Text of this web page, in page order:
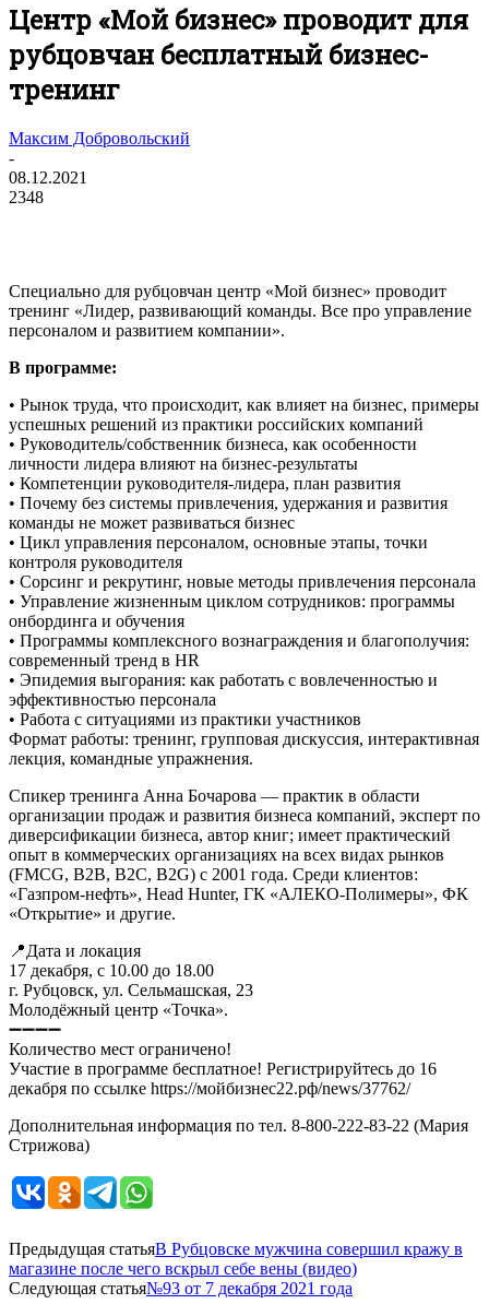
Центр «Мой бизнес» проводит для
рубцовчан бесплатный бизнес-
тренинг
Максим Добровольский
-
08.12.2021
2348
Специально для рубцовчан центр «Мой бизнес» проводит
тренинг «Лидер, развивающий команды. Все про управление
персоналом и развитием компании».
В программе:
• Рынок труда, что происходит, как влияет на бизнес, примеры
успешных решений из практики российских компаний
• Руководитель/собственник бизнеса, как особенности
личности лидера влияют на бизнес-результаты
• Компетенции руководителя-лидера, план развития
• Почему без системы привлечения, удержания и развития
команды не может развиваться бизнес
• Цикл управления персоналом, основные этапы, точки
контроля руководителя
• Сорсинг и рекрутинг, новые методы привлечения персонала
• Управление жизненным циклом сотрудников: программы
онбординга и обучения
• Программы комплексного вознаграждения и благополучия:
современный тренд в HR
• Эпидемия выгорания: как работать с вовлеченностью и
эффективностью персонала
• Работа с ситуациями из практики участников
Формат работы: тренинг, групповая дискуссия, интерактивная
лекция, командные упражнения.
Спикер тренинга Анна Бочарова — практик в области
организации продаж и развития бизнеса компаний, эксперт по
диверсификации бизнеса, автор книг; имеет практический
опыт в коммерческих организациях на всех видах рынков
(FMCG, B2B, B2C, B2G) с 2001 года. Среди клиентов:
«Газпром-нефть», Head Hunter, ГК «АЛЕКО-Полимеры», ФК
«Открытие» и другие.
📍Дата и локация
17 декабря, с 10.00 до 18.00
г. Рубцовск, ул. Сельмашская, 23
Молодёжный центр «Точка».
➖➖➖➖
Количество мест ограничено!
Участие в программе бесплатное! Регистрируйтесь до 16
декабря по ссылке https://мойбизнес22.рф/news/37762/
Дополнительная информация по тел. 8-800-222-83-22 (Мария
Стрижова)
Предыдущая статьяВ Рубцовске мужчина совершил кражу в
магазине после чего вскрыл себе вены (видео)
Следующая статья№93 от 7 декабря 2021 года